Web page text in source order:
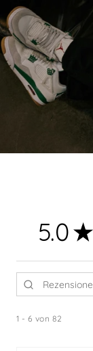
5.0★
1 - 6 von 82